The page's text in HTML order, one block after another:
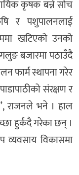
कृषक बन्ने सोच
र पशुपालनलाई
खटिएको उनको
बजारमा पठाउँदै
फार्म स्थापना गरेर
संरक्षण र
राजनले भने । हाल
हुर्कंदै गरेका छन् ।
व्यवसाय विकासमा